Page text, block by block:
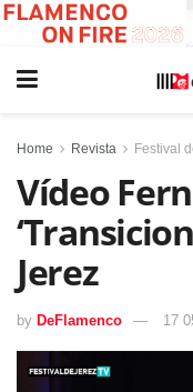
Home Revista Festival
Vídeo
Jerez
by DeFlamenco 17